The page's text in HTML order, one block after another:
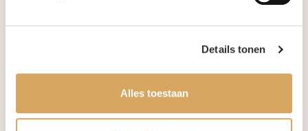
Details tonen
Alles toestaan